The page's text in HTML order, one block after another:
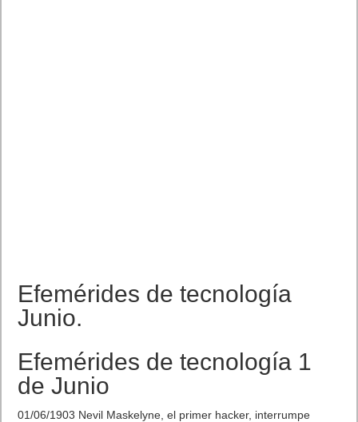
Efemérides de tecnología
Junio.
Efemérides de tecnología 1
de Junio
01/06/1903 Nevil Maskelyne, el primer hacker, interrumpe